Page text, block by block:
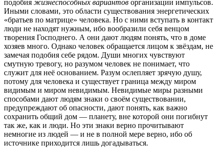
подобия жизнеспособных вариантов организации импульсов.
Иными словами, это области существования энергетических
«братьев по матрице» человека. Но с ними вступать в контакт
люди не находят нужным, ибо вообразили себя венцом
творения Господнего. А они дают людям понять, что в доме
хозяев много. Однако человек обращается лицом к звёздам, не
замечая подобия себе рядом. Души многих чувствуют
смутную тревогу, но разумом человек не понимает, что
служит для неё основанием. Разум ослепляет зрячую душу,
потому для человека и существует граница между миром
видимым и миром невидимым. Невидимые миры разными
способами дают людям знаки о своём существовании,
предупреждают об опасности, дают понять, как важно
сохранить общий дом — планету, вне которой они погибнут
так же, как и люди. Но эти знаки верно прочитывают
немногие из людей — и не в полной мере верно, ибо об
источнике приходится лишь догадываться.